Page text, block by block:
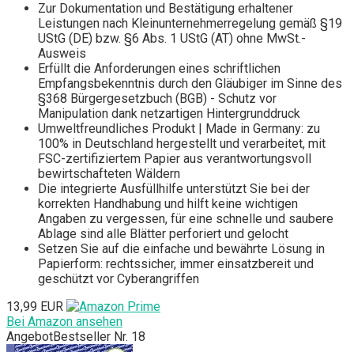
Zur Dokumentation und Bestätigung erhaltener
Leistungen nach Kleinunternehmerregelung gemäß §19
UStG (DE) bzw. §6 Abs. 1 UStG (AT) ohne MwSt.-
Ausweis
Erfüllt die Anforderungen eines schriftlichen
Empfangsbekenntnis durch den Gläubiger im Sinne des
§368 Bürgergesetzbuch (BGB) - Schutz vor
Manipulation dank netzartigen Hintergrunddruck
Umweltfreundliches Produkt | Made in Germany: zu
100% in Deutschland hergestellt und verarbeitet, mit
FSC-zertifiziertem Papier aus verantwortungsvoll
bewirtschafteten Wäldern
Die integrierte Ausfüllhilfe unterstützt Sie bei der
korrekten Handhabung und hilft keine wichtigen
Angaben zu vergessen, für eine schnelle und saubere
Ablage sind alle Blätter perforiert und gelocht
Setzen Sie auf die einfache und bewährte Lösung in
Papierform: rechtssicher, immer einsatzbereit und
geschützt vor Cyberangriffen
13,99 EUR
Bei Amazon ansehen
AngebotBestseller Nr. 18